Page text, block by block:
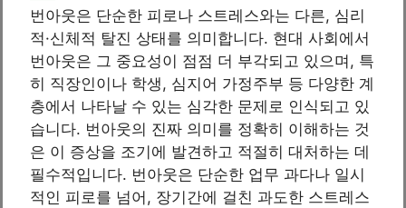
번아웃은 단순한 피로나 스트레스와는 다른, 심리
적·신체적 탈진 상태를 의미합니다. 현대 사회에서
번아웃은 그 중요성이 점점 더 부각되고 있으며, 특
히 직장인이나 학생, 심지어 가정주부 등 다양한 계
층에서 나타날 수 있는 심각한 문제로 인식되고 있
습니다. 번아웃의 진짜 의미를 정확히 이해하는 것
은 이 증상을 조기에 발견하고 적절히 대처하는 데
필수적입니다. 번아웃은 단순한 업무 과다나 일시
적인 피로를 넘어, 장기간에 걸친 과도한 스트레스